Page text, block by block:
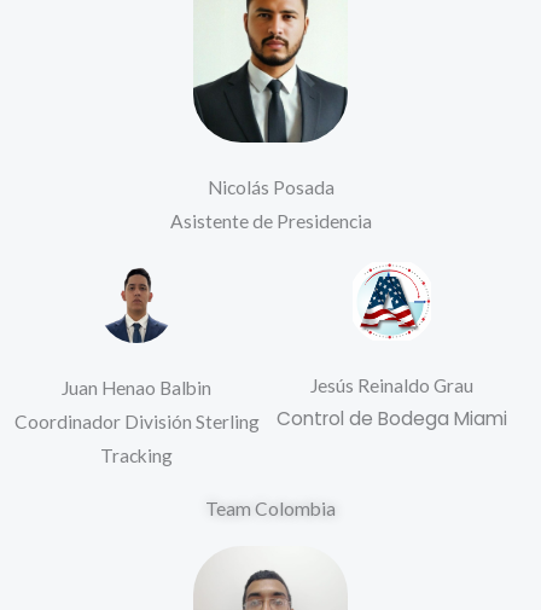
Nicolás Posada
Asistente de Presidencia
Juan Henao Balbin
Coordinador División Sterling
Tracking
Jesús Reinaldo Grau
Control de Bodega Miami
Team Colombia